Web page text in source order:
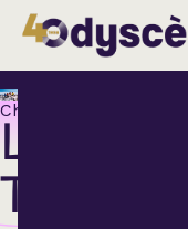
Chanson
LES
TROIS